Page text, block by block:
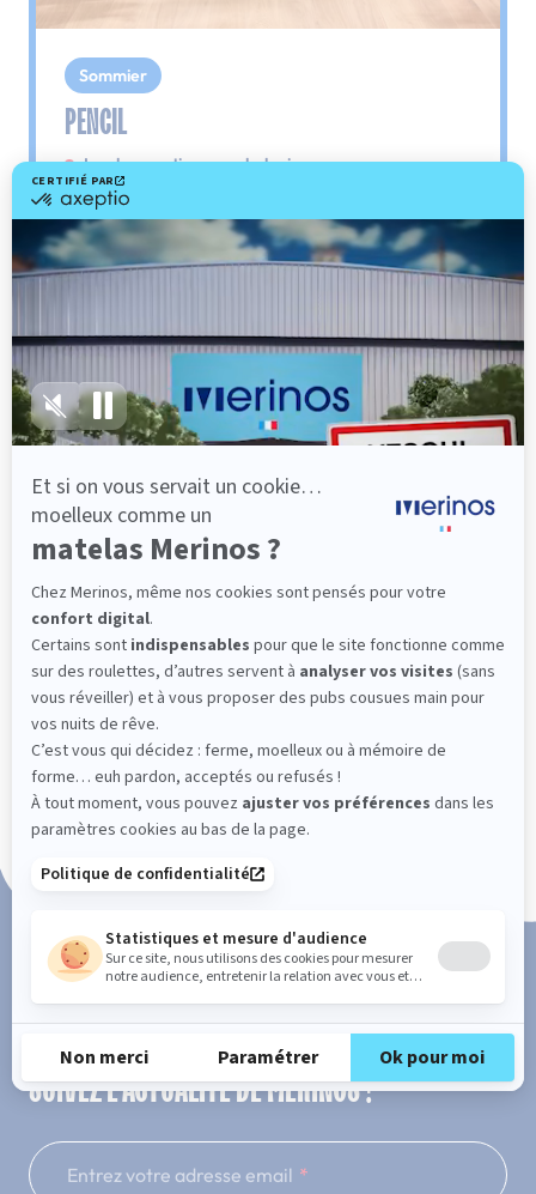
Sommier
PENCIL
Le plus : soutien morphologique
Grâce à ses 3 zones de confort, le sommier
Pencil vous assure tout son soutien. Avec les
épaules, le dos et le bassin qui reposent sur ses
lattes, vous évitez les douleurs au petit matin.
Dès 501,00 €
Découvrir
Marque Française
Service client à votre écoute
Paiement en 3x ou 4x sans frais
SUIVEZ L'ACTUALITÉ DE MERINOS !
Entrez votre adresse email